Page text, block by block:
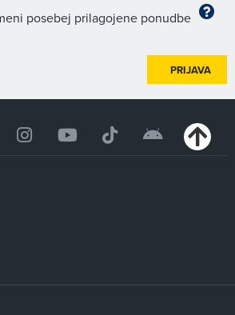
posebej prilagojene ponudbe
PRIJAVA